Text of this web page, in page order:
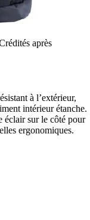
après
à l’extérieur,
intérieur étanche.
éclair sur le côté pour
ergonomiques.